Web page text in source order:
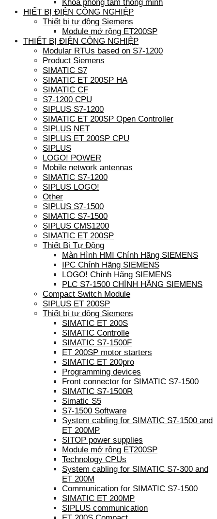
Khóa phòng tắm thông minh
HIẾT BỊ ĐIỆN CÔNG NGHIỆP
Thiết bị tự động Siemens
Module mở rộng ET200SP
THIẾT BỊ ĐIỆN CÔNG NGHIỆP
Modular RTUs based on S7-1200
Product Siemens
SIMATIC S7
SIMATIC ET 200SP HA
SIMATIC CF
S7-1200 CPU
SIPLUS S7-1200
SIMATIC ET 200SP Open Controller
SIPLUS NET
SIPLUS ET 200SP CPU
SIPLUS
LOGO! POWER
Mobile network antennas
SIMATIC S7-1200
SIPLUS LOGO!
Other
SIPLUS S7-1500
SIMATIC S7-1500
SIPLUS CMS1200
SIMATIC ET 200SP
Thiết Bị Tự Động
Màn Hình HMI Chính Hãng SIEMENS
IPC Chính Hãng SIEMENS
LOGO! Chính Hãng SIEMENS
PLC S7-1500 CHÍNH HÃNG SIEMENS
Compact Switch Module
SIPLUS ET 200SP
Thiết bị tự động Siemens
SIMATIC ET 200S
SIMATIC Controlle
SIMATIC S7-1500F
ET 200SP motor starters
SIMATIC ET 200pro
Programming devices
Front connector for SIMATIC S7-1500
SIMATIC S7-1500R
Simatic S5
S7-1500 Software
System cabling for SIMATIC S7-1500 and
ET 200MP
SITOP power supplies
Module mở rộng ET200SP
Technology CPUs
System cabling for SIMATIC S7-300 and
ET 200M
Communication for SIMATIC S7-1500
SIMATIC ET 200MP
SIPLUS communication